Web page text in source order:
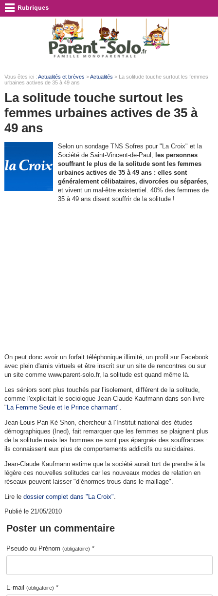
Vous êtes ici : Actualités et brèves >Actualités > La solitude touche surtout les femmes
urbaines actives de 35 à 49 ans
La solitude touche surtout les
femmes urbaines actives de 35 à
49 ans
Selon un sondage TNS Sofres pour "La Croix" et la
Société de Saint-Vincent-de-Paul, les personnes
souffrant le plus de la solitude sont les femmes
urbaines actives de 35 à 49 ans : elles sont
généralement célibataires, divorcées ou séparées,
et vivent un mal-être existentiel. 40% des femmes de
35 à 49 ans disent souffrir de la solitude !
On peut donc avoir un forfait téléphonique illimité, un profil sur Facebook
avec plein d'amis virtuels et être inscrit sur un site de rencontres ou sur
un site comme www.parent-solo.fr, la solitude est quand même là.
Les séniors sont plus touchés par l’isolement, différent de la solitude,
comme l'explicitait le sociologue Jean-Claude Kaufmann dans son livre
" La Femme Seule et le Prince charmant".
Jean-Louis Pan Ké Shon, chercheur à l’Institut national des études
démographiques (Ined), fait remarquer que les femmes se plaignent plus
de la solitude mais les hommes ne sont pas épargnés des souffrances :
ils connaissent eux plus de comportements addictifs ou suicidaires.
Jean-Claude Kaufmann estime que la société aurait tort de prendre à la
légère ces nouvelles solitudes car les nouveaux modes de relation en
réseaux peuvent laisser "d’énormes trous dans le maillage".
Lire le dossier complet dans "La Croix".
Publié le 21/05/2010
Poster un commentaire
Pseudo ou Prénom(obligatoire) *
E-mail(obligatoire) *